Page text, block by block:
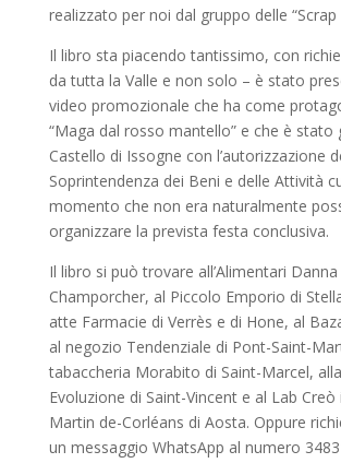
realizzato per noi dal gruppo delle “Scrap
Il libro sta piacendo tantissimo, con
da tutta la Valle e non solo – è stato
video promozionale che ha come
“Maga dal rosso mantello” e che è stato
Castello di Issogne con l’autorizzazione
Soprintendenza dei Beni e delle Attività
momento che non era naturalmente
organizzare la prevista festa conclusiva.
Il libro si può trovare all’Alimentari Danna
Champorcher, al Piccolo Emporio di
atte Farmacie di Verrès e di Hone, al
al negozio Tendenziale di Pont-Saint-
tabaccheria Morabito di Saint-Marcel,
Evoluzione di Saint-Vincent e al Lab Creò
Martin de-Corléans di Aosta. Oppure
un messaggio WhatsApp al numero